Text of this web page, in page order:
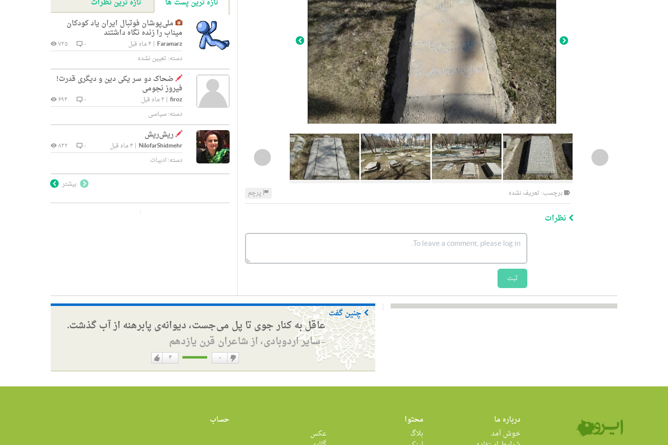
‹
›
برچسب: تعریف نشده پرچم
نظرات
ثبت
تازه ترین پست ها
تازه ترین نظرات
ملی‌پوشان فوتبال ایران یاد کودکان
میناب را زنده نگاه داشتند
Faramarz
| ۴ ماه قبل ۰
۷۳۵
دسته: تعیین نشده
ضحاک دو سر یکی دین و دیگری قدرت!
فیروز نجومی
firoz
| ۴ ماه قبل ۰
۶۹۴
دسته:سیاسی
ریش‌ریش
NilofarShidmehr
| ۴ ماه قبل ۰
۸۳۲
دسته:ادبیات
بیشتر
چنین گفت
عاقل به کنار جوی تا پل می‌جست، دیوانه‌ی پابرهنه از آب گذشت.
—سایر اردوبادی، از شاعران قرن یازدهم
دوست
۳ ۰
دوست
درباره ما
خوش آمد
محتوا
بلاگ
عکس
حساب